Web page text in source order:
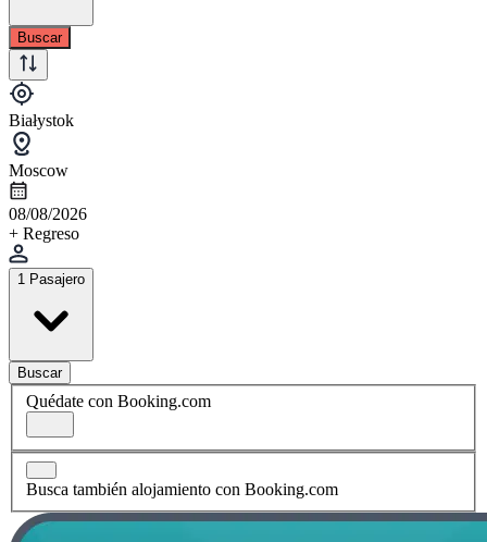
Buscar
Białystok
Moscow
08/08/2026
+ Regreso
1 Pasajero
Buscar
Quédate con Booking.com
Busca también alojamiento con Booking.com